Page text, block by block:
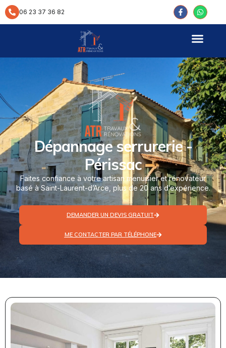
principal06 23 37 36 82
Dépannage serrurerie -
Périssac
Faites confiance à votre artisan menuisier et rénovateur
basé à Saint-Laurent-d’Arce, plus de 20 ans d’expérience.
DEMANDER UN DEVIS GRATUIT
ME CONTACTER PAR TÉLÉPHONE